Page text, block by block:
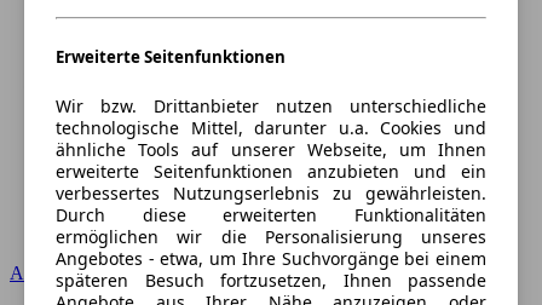
Erweiterte Seitenfunktionen
Wir bzw. Drittanbieter nutzen unterschiedliche
technologische Mittel, darunter u.a. Cookies und
ähnliche Tools auf unserer Webseite, um Ihnen
erweiterte Seitenfunktionen anzubieten und ein
verbessertes Nutzungserlebnis zu gewährleisten.
Durch diese erweiterten Funktionalitäten
ermöglichen wir die Personalisierung unseres
Angebotes - etwa, um Ihre Suchvorgänge bei einem
späteren Besuch fortzusetzen, Ihnen passende
Audi